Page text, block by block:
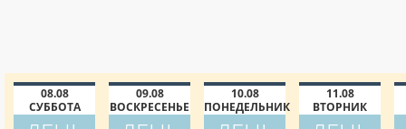
08.08
СУББОТА
09.08
ВОСКРЕСЕНЬЕ
10.08
ПОНЕДЕЛЬНИК
11.08
ВТОРНИК